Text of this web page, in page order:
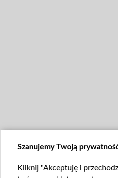
Szanujemy Twoją
Kliknij "Akceptuję i